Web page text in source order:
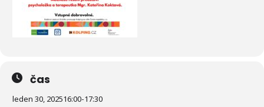
čas
leden 30, 202516:00-17:30